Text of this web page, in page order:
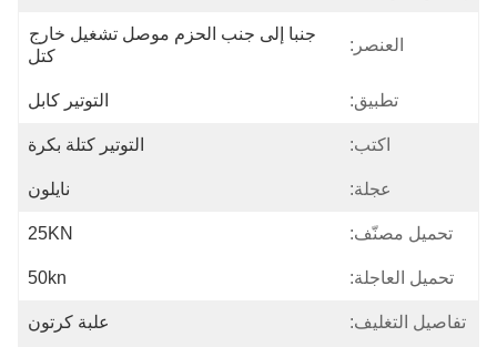
العنصر:
جنبا إلى جنب الحزم موصل تشغيل خارج
كتل
تطبيق: التوتير كابل
اكتب: التوتير كتلة بكرة
عجلة: نايلون
تحميل مصنّف: 25KN
تحميل العاجلة: 50kn
تفاصيل التغليف: علبة كرتون